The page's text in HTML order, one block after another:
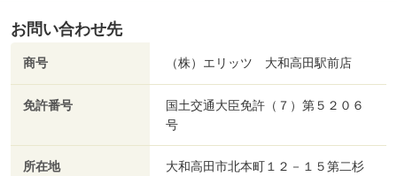
お問い合わせ先
商号 （株）エリッツ 大和高田駅前店
免許番号
国土交通大臣免許（７）第５２０６
号
所在地
大和高田市北本町１２－１５第二杉